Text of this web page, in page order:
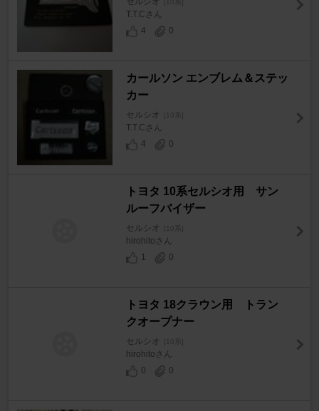
T.T.Cさん
4
0
カールソン エンブレム＆ステッ
カー
セルシオ [10系]
T.T.Cさん
4
0
トヨタ 10系セルシオ用 サン
ルーフバイザー
セルシオ [10系]
hirohitoさん
1
0
トヨタ 18クラウン用 トラン
クオープナー
セルシオ [10系]
hirohitoさん
0
0